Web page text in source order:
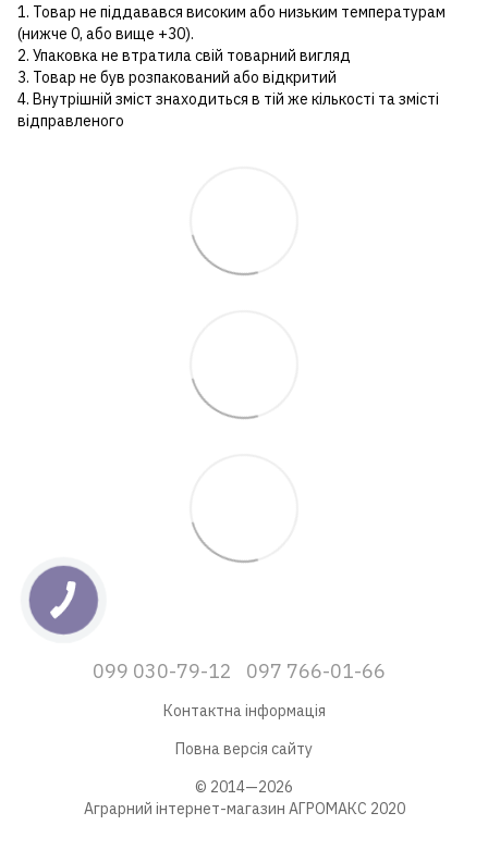
1. Товар не піддавався високим або низьким температурам
(нижче 0, або вище +30).
2. Упаковка не втратила свій товарний вигляд
3. Товар не був розпакований або відкритий
4. Внутрішній зміст знаходиться в тій же кількості та змісті
відправленого
099 030-79-12 097 766-01-66
Контактна інформація
Повна версія сайту
© 2014—2026
Аграрний інтернет-магазин АГРОМАКС 2020